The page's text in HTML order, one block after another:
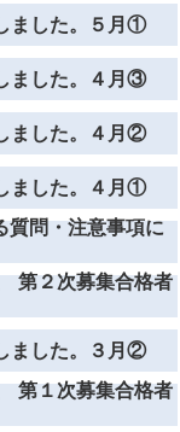
ました。５月①
ました。４月③
ました。４月②
ました。４月①
質問・注意事項に
第２次募集合格者
ました。３月②
第１次募集合格者